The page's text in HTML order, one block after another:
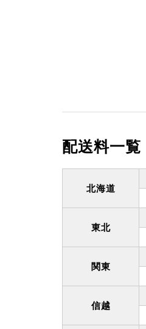
配送料一覧
北海道
東北
関東
信越